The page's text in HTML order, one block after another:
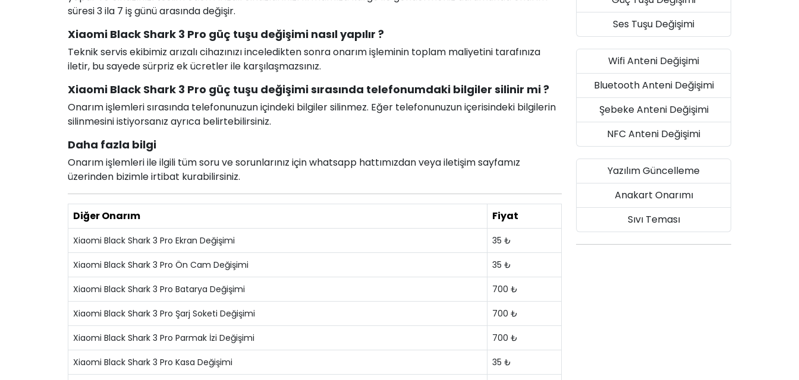
süresi 3 ila 7 iş günü arasında değişir.
Xiaomi Black Shark 3 Pro güç tuşu değişimi nasıl yapılır ?
Teknik servis ekibimiz arızalı cihazınızı inceledikten sonra onarım işleminin toplam maliyetini tarafınıza
iletir, bu sayede sürpriz ek ücretler ile karşılaşmazsınız.
Xiaomi Black Shark 3 Pro güç tuşu değişimi sırasında telefonumdaki bilgiler silinir mi ?
Onarım işlemleri sırasında telefonunuzun içindeki bilgiler silinmez. Eğer telefonunuzun içerisindeki bilgilerin
silinmesini istiyorsanız ayrıca belirtebilirsiniz.
Daha fazla bilgi
Onarım işlemleri ile ilgili tüm soru ve sorunlarınız için whatsapp hattımızdan veya iletişim sayfamız
üzerinden bizimle irtibat kurabilirsiniz.
Diğer Onarım Fiyat
Xiaomi Black Shark 3 Pro Ekran Değişimi 35 ₺
Xiaomi Black Shark 3 Pro Ön Cam Değişimi 35 ₺
Xiaomi Black Shark 3 Pro Batarya Değişimi 700 ₺
Xiaomi Black Shark 3 Pro Şarj Soketi Değişimi 700 ₺
Xiaomi Black Shark 3 Pro Parmak İzi Değişimi 700 ₺
Xiaomi Black Shark 3 Pro Kasa Değişimi 35 ₺
Ses Tuşu Değişimi
Wifi Anteni Değişimi
Bluetooth Anteni Değişimi
Şebeke Anteni Değişimi
NFC Anteni Değişimi
Yazılım Güncelleme
Anakart Onarımı
Sıvı Teması